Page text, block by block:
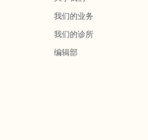
我们的业务
我们的诊所
编辑部